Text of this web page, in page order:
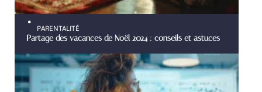
PARENTALITÉ
Partage des vacances de Noël 2024 : conseils et astuces